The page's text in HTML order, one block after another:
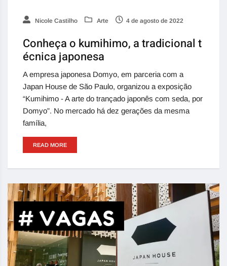
Nicole Castilho Arte 4 de agosto de 2022
Conheça o kumihimo, a tradicional t
écnica japonesa
A empresa japonesa Domyo, em parceria com a
Japan House de São Paulo, organizou a exposição
“Kumihimo - A arte do trançado japonês com seda, por
Domyo”. No mercado há dez gerações da mesma
família,
READ MORE